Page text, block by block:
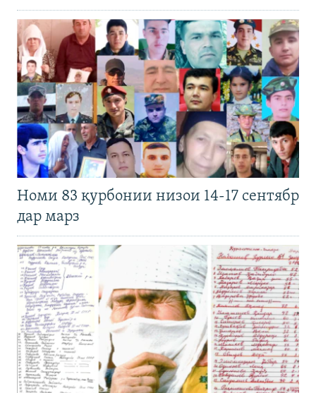
Номи 83 қурбонии низои 14-17 сентябр
дар марз